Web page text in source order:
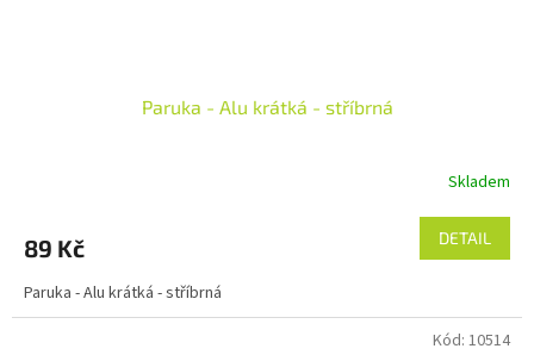
Paruka - Alu krátká - stříbrná
Skladem
89 Kč DETAIL
Paruka - Alu krátká - stříbrná
Kód: 10514